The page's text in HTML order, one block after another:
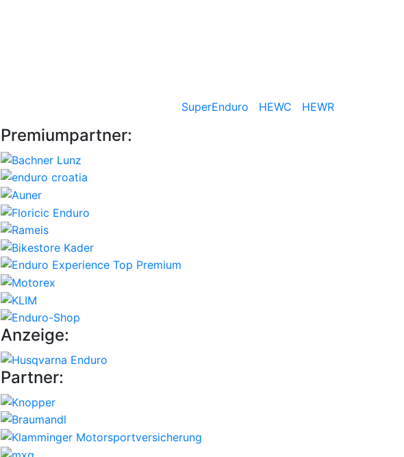
SuperEnduro HEWC HEWR
Premiumpartner:
Anzeige:
Partner: